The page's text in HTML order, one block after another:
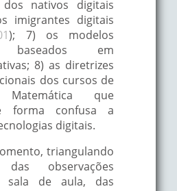
dos nativos digitais
imigrantes digitais
); 7) os modelos
baseados em
8) as diretrizes
dos cursos de
que
forma confusa a
digitais.
triangulando
observações
sala de aula, das